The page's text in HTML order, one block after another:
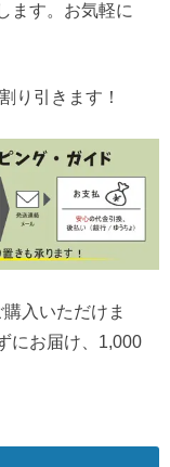
ます。お気軽に
り引きます！
入いただけま
にお届け、1,000